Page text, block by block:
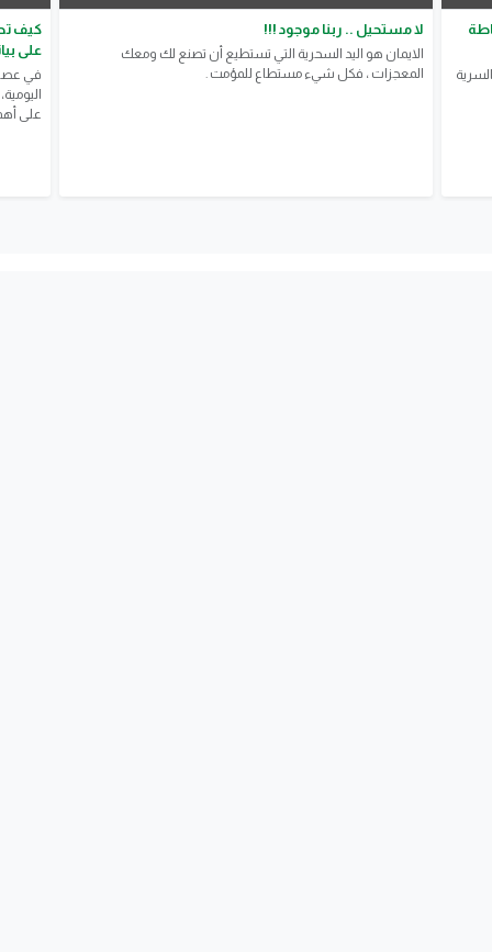
لا مستحيل .. ربنا موجود !!!
الايمان هو اليد السحرية التي تستطيع أن تصنع لك ومعك
المعجزات ، فكل شيء مستطاع للمؤمت .
على
في عصر
على